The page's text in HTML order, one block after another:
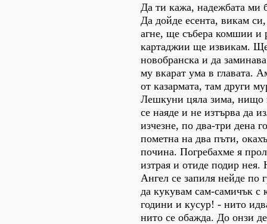
Да ти кажа, надежбата ми
Да дойде есента, викам
агне, ще събера комшии и
картаджии ще извикам.
новобранска и да
му вкарат ума в главата.
от казармата, там други
Лешкуни цяла зима, нищо
се наяде и не изтърва да
изчезне, по два-три дена
пометна на два пъти,
почина. Погребахме я
изтрая и отиде подир нея.
Ангел се запиля нейде по
да кукувам сам-самичък с
години и кусур! - нито
нито се обажда. До онзи